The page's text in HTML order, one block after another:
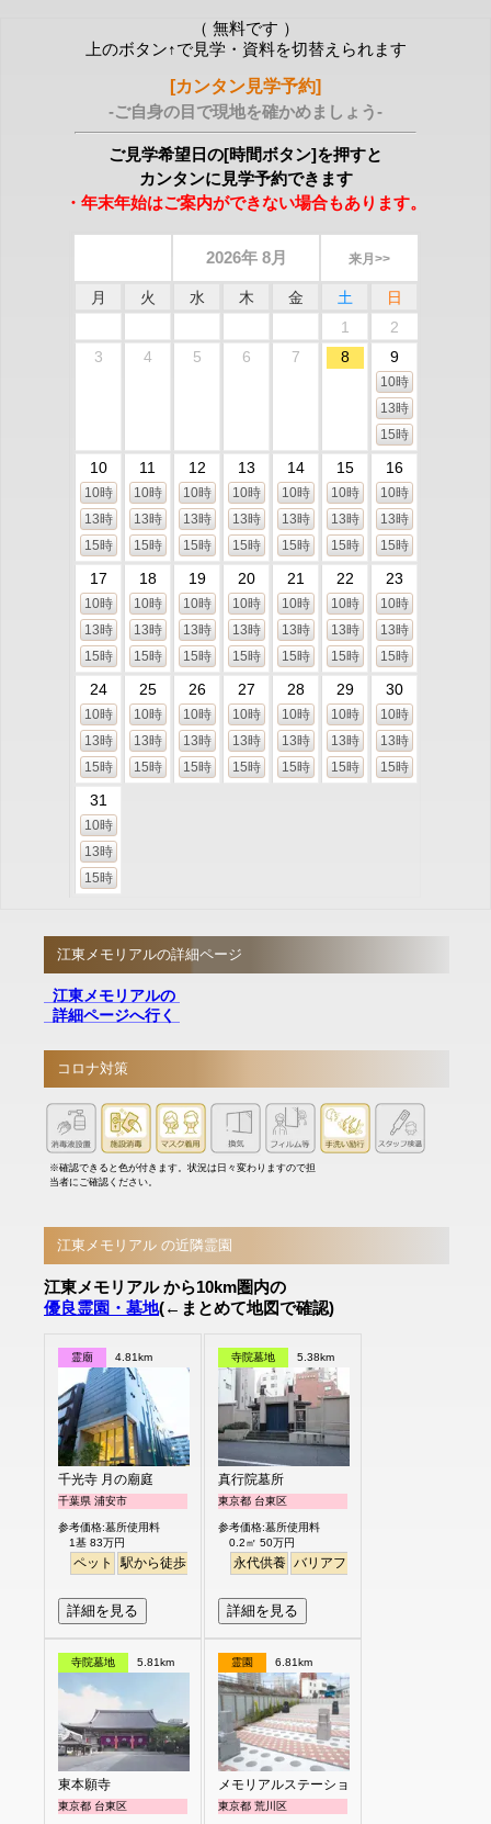
（ 無料です ）
上のボタン↑で見学・資料を切替えられます
[カンタン見学予約]
-ご自身の目で現地を確かめましょう-
ご見学希望日の[時間ボタン]を押すと
カンタンに見学予約できます
・年末年始はご案内ができない場合もあります。
2026年 8月 来月>>
月 火 水 木 金 土
日
1
2
3
4 5 6 7 8 9
10時
13時
15時
10
10時
13時
15時
11
10時
13時
15時
12
10時
13時
15時
13
10時
13時
15時
14
10時
13時
15時
15
10時
13時
15時
16
10時
13時
15時
17
10時
13時
15時
18
10時
13時
15時
19
10時
13時
15時
20
10時
13時
15時
21
10時
13時
15時
22
10時
13時
15時
23
10時
13時
15時
24
10時
13時
15時
25
10時
13時
15時
26
10時
13時
15時
27
10時
13時
15時
28
10時
13時
15時
29
10時
13時
15時
30
10時
13時
15時
31
10時
13時
15時
江東メモリアルの詳細ページ
江東メモリアルの
詳細ページへ行く
コロナ対策
※確認できると色が付きます。状況は日々変わりますので担
当者にご確認ください。
江東メモリアル の近隣霊園
江東メモリアル から10km圏内の
優良霊園・墓地(←まとめて地図で確認)
霊廟 4.81km
千光寺 月の廟庭
千葉県 浦安市
参考価格:墓所使用料
1基 83万円
ペット 駅から徒歩
詳細を見る
寺院墓地 5.38km
真行院墓所
東京都 台東区
参考価格:墓所使用料
0.2㎡ 50万円
永代供養 バリアフリー
詳細を見る
寺院墓地 5.81km
東本願寺
東京都 台東区
霊園 6.81km
メモリアルステーション南千住
東京都 荒川区